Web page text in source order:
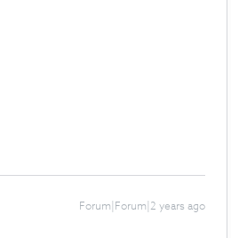
Forum|Forum|2 years ago